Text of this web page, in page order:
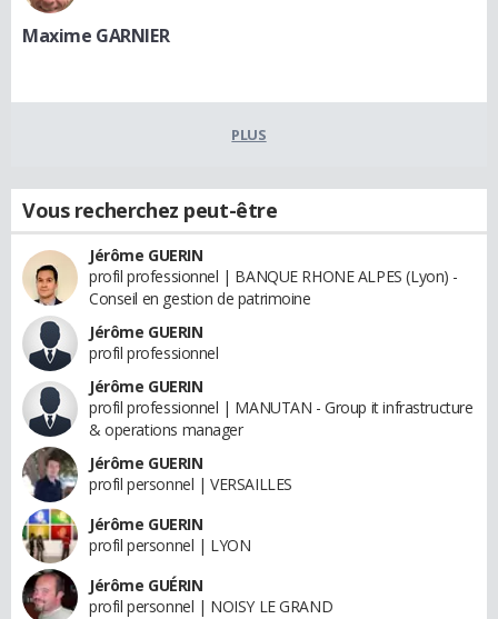
Maxime GARNIER
PLUS
Vous recherchez peut-être
Jérôme GUERIN
profil professionnel | BANQUE RHONE ALPES (Lyon) -
Conseil en gestion de patrimoine
Jérôme GUERIN
profil professionnel
Jérôme GUERIN
profil professionnel | MANUTAN - Group it infrastructure
& operations manager
Jérôme GUERIN
profil personnel | VERSAILLES
Jérôme GUERIN
profil personnel | LYON
Jérôme GUÉRIN
profil personnel | NOISY LE GRAND